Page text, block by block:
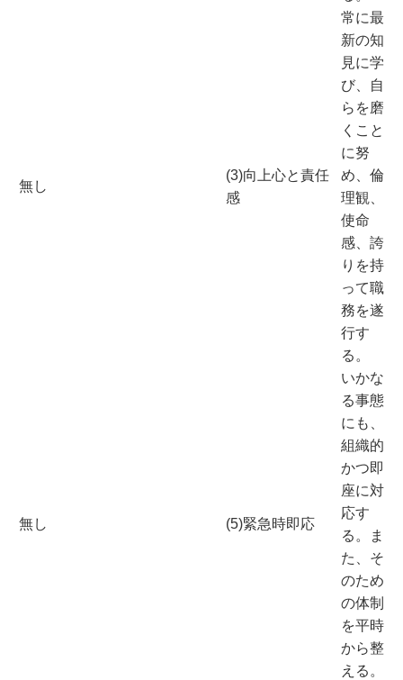
無し
(3)向上心と責任
感
常に最
新の知
見に学
び、自
らを磨
くこと
に努
め、倫
理観、
使命
感、誇
りを持
って職
務を遂
行す
る。
無し (5)緊急時即応
いかな
る事態
にも、
組織的
かつ即
座に対
応す
る。ま
た、そ
のため
の体制
を平時
から整
える。